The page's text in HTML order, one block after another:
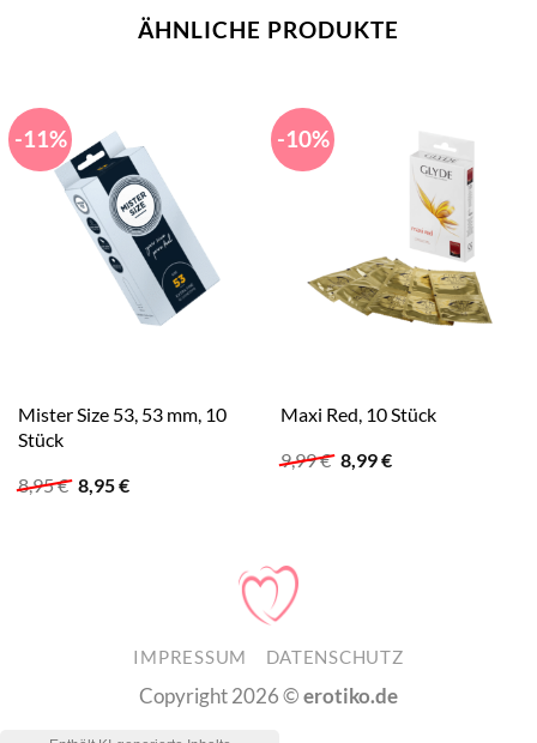
ÄHNLICHE PRODUKTE
-11%
Mister Size 53, 53 mm, 10
Stück
8,95€ Ursprünglicher
Preis
8,95€Aktueller
-10%
Maxi Red, 10 Stück
9,99€ Ursprünglicher
Preis
8,99€Aktueller
IMPRESSUM DATENSCHUTZ
Copyright 2026 ©erotiko.de